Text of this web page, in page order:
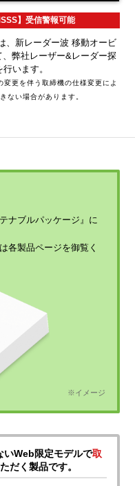
】受信警報可能
、新レーダー波 移動オービ
弊社レーザー&レーダー探
います。
更を伴う取締機の仕様変更によ
ない場合があります。
ナブルパッケージ』に
各製品ページを御覧く
※イメージ
いWeb限定モデルで取
だく製品です。